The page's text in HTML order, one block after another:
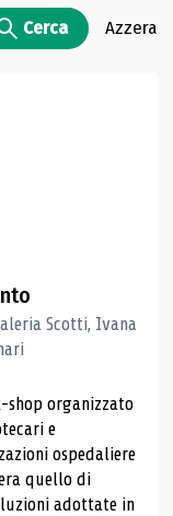
Cerca Azzera
Scotti, Ivana
organizzato
e
ospedaliere
quello di
adottate in